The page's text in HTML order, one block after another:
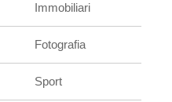
Immobiliari
Fotografia
Sport